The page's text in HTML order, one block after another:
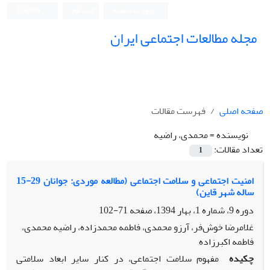
مجله مطالعات اجتماعی ایران
صفحه اصلی
فهرست مقالات
نویسنده =محمدی، راضیه
تعداد مقالات:
1
امنیت اجتماعی و سلامت اجتماعی (مطالعه موردی: جوانان 29-15
ساله شهر قاین)
دوره 9، شماره 1، بهار 1394، صفحه
71-102
غلامرضا خوش‌فر، آرزو محمدی، فاطمه محمدزاده، راضیه محمدی،
فاطمه اکبرزاده
چکیده مفهوم سلامت اجتماعی، در کنار سایر ابعاد سلامتی